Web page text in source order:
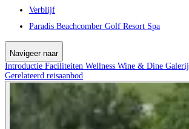
Verblijf
Paradis Beachcomber Golf Resort Spa
Navigeer naar
Introductie Faciliteiten Wellness Wine & Dine Galerij
Gerelateerd reisaanbod